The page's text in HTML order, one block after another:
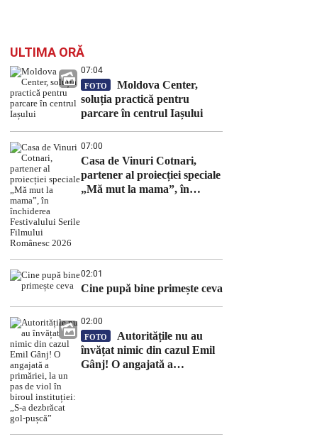
ULTIMA ORĂ
07:04
FOTO
Moldova Center,
soluția practică pentru
parcare în centrul Iașului
07:00
Casa de Vinuri Cotnari,
partener al proiecției speciale
„Mă mut la mama”, în
02:01
Cine pupă bine primește ceva
02:00
FOTO
Autoritățile nu au
învățat nimic din cazul Emil
Gânj! O angajată a